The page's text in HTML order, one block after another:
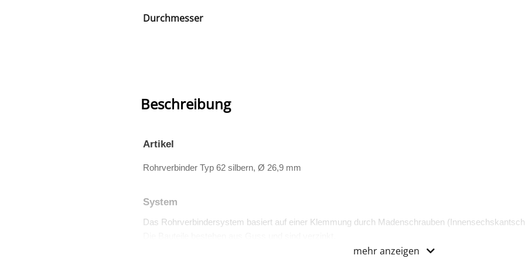
Durchmesser
Beschreibung
Artikel
Rohrverbinder Typ 62 silbern, Ø 26,9 mm
System
Das Rohrverbindersystem basiert auf einer Klemmung durch Madenschrauben
mehr anzeigen